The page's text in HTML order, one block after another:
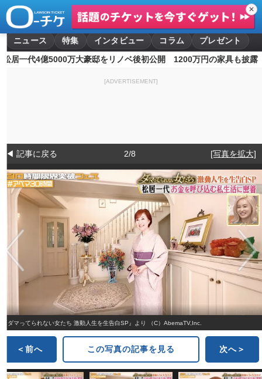
✕
ニュース 特集 インタビュー コラム
プレゼント
松居一代4億5000万大豪邸をリノベ後初公開 1200万円の家具も披露
[ADVERTISEMENT]
◀ 記事に戻る 2/8 [写真を拡大]
『ダマってられない女たち 激動人生を生告白SP』より （C）AbemaTV,Inc.
＜前へ この写真の記事を見る 次へ＞